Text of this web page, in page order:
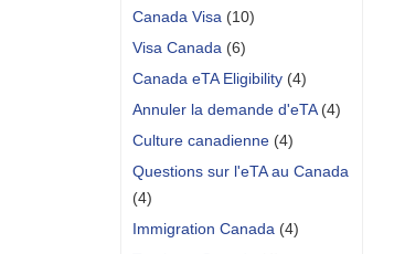
Canada Visa (10)
Visa Canada (6)
Canada eTA Eligibility (4)
Annuler la demande d'eTA(4)
Culture canadienne (4)
Questions sur l'eTA au Canada
(4)
Immigration Canada (4)